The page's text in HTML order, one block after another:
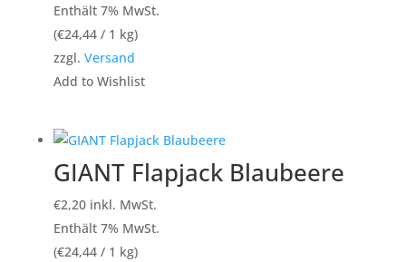
Enthält 7% MwSt.
(€24,44/ 1 kg)
zzgl. Versand
Add to Wishlist
GIANT Flapjack Blaubeere
€2,20 inkl. MwSt.
Enthält 7% MwSt.
(€24,44/ 1 kg)